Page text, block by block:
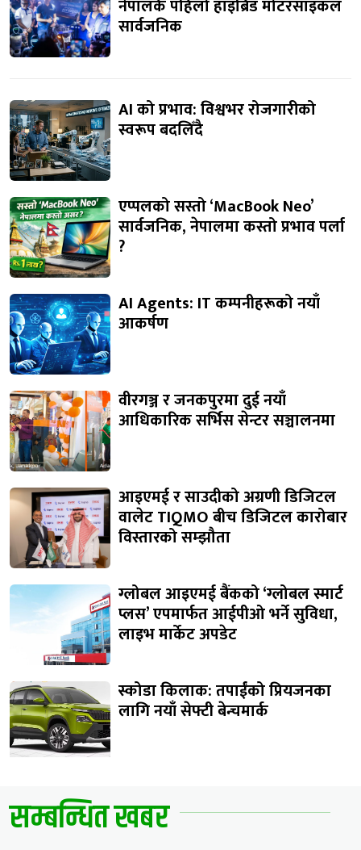
नेपालकै पहिलो हाइब्रिड मोटरसाइकल
सार्वजनिक
AI को प्रभाव: विश्वभर रोजगारीको
स्वरूप बदलिँदै
एप्पलको सस्तो ‘MacBook Neo’
सार्वजनिक, नेपालमा कस्तो प्रभाव पर्ला
?
AI Agents: IT कम्पनीहरूको नयाँ
आकर्षण
वीरगञ्ज र जनकपुरमा दुई नयाँ
आधिकारिक सर्भिस सेन्टर सञ्चालनमा
आइएमई र साउदीको अग्रणी डिजिटल
वालेट TIQMO बीच डिजिटल कारोबार
विस्तारको सम्झौता
ग्लोबल आइएमई बैंकको ‘ग्लोबल स्मार्ट
प्लस’ एपमार्फत आईपीओ भर्ने सुविधा,
लाइभ मार्केट अपडेट
स्कोडा किलाक: तपाईंको प्रियजनका
लागि नयाँ सेफ्टी बेन्चमार्क
सम्बन्धित खबर